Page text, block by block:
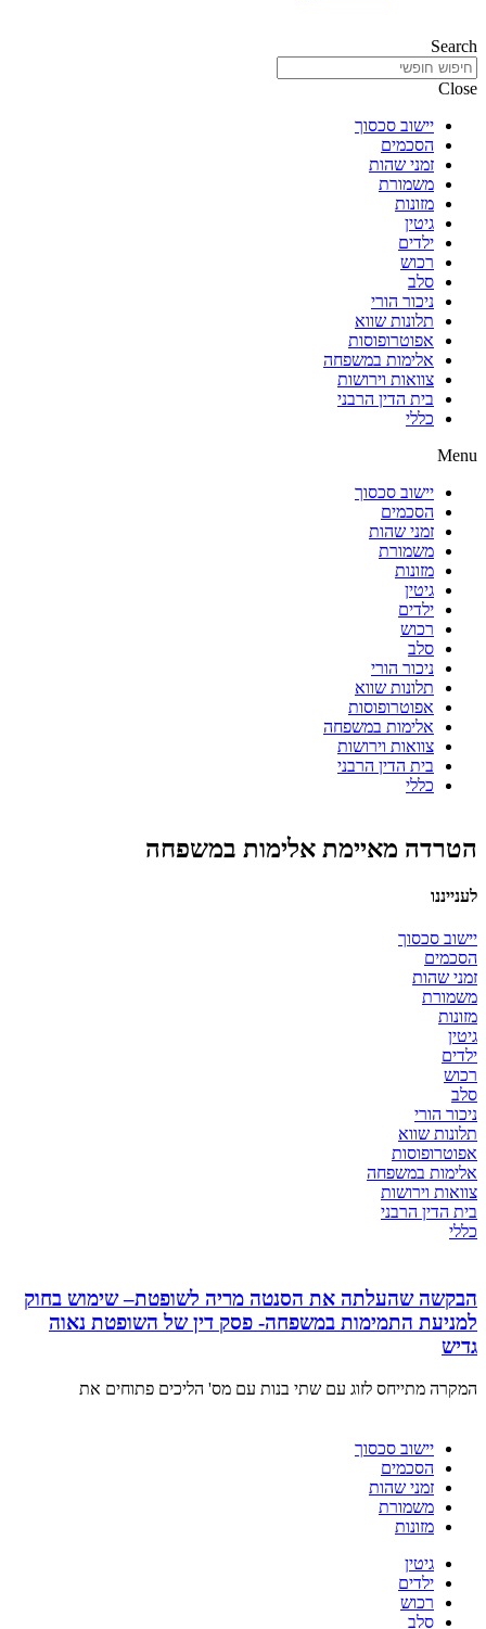
Search
Close
יישוב סכסוך
הסכמים
זמני שהות
משמורת
מזונות
גיטין
ילדים
רכוש
סלב
ניכור הורי
תלונות שווא
אפוטרופוסות
אלימות במשפחה
צוואות וירושות
בית הדין הרבני
כללי
Menu
יישוב סכסוך
הסכמים
זמני שהות
משמורת
מזונות
גיטין
ילדים
רכוש
סלב
ניכור הורי
תלונות שווא
אפוטרופוסות
אלימות במשפחה
צוואות וירושות
בית הדין הרבני
כללי
הטרדה מאיימת אלימות במשפחה
לענייננו
יישוב סכסוך
הסכמים
זמני שהות
משמורת
מזונות
גיטין
ילדים
רכוש
סלב
ניכור הורי
תלונות שווא
אפוטרופוסות
אלימות במשפחה
צוואות וירושות
בית הדין הרבני
כללי
הבקשה שהעלתה את הסנטה מריה לשופטת– שימוש בחוק
למניעת התמימות במשפחה- פסק דין של השופטת נאוה
גדיש
המקרה מתייחס לזוג עם שתי בנות עם מס' הליכים פתוחים את
יישוב סכסוך
הסכמים
זמני שהות
משמורת
מזונות
גיטין
ילדים
רכוש
סלב